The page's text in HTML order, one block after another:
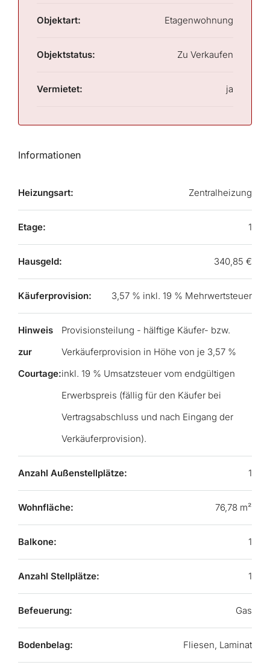
Objektart: Etagenwohnung
Objektstatus: Zu Verkaufen
Vermietet: ja
Informationen
Heizungsart: Zentralheizung
Etage: 1
Hausgeld: 340,85 €
Käuferprovision: 3,57 % inkl. 19 % Mehrwertsteuer
Hinweis
zur
Courtage:
Provisionsteilung - hälftige Käufer- bzw.
Verkäuferprovision in Höhe von je 3,57 %
inkl. 19 % Umsatzsteuer vom endgültigen
Erwerbspreis (fällig für den Käufer bei
Vertragsabschluss und nach Eingang der
Verkäuferprovision).
Anzahl Außenstellplätze: 1
Wohnfläche: 76,78 m²
Balkone: 1
Anzahl Stellplätze: 1
Befeuerung: Gas
Bodenbelag: Fliesen, Laminat